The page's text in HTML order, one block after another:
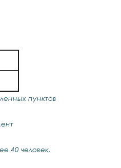
пунктов
40 человек,